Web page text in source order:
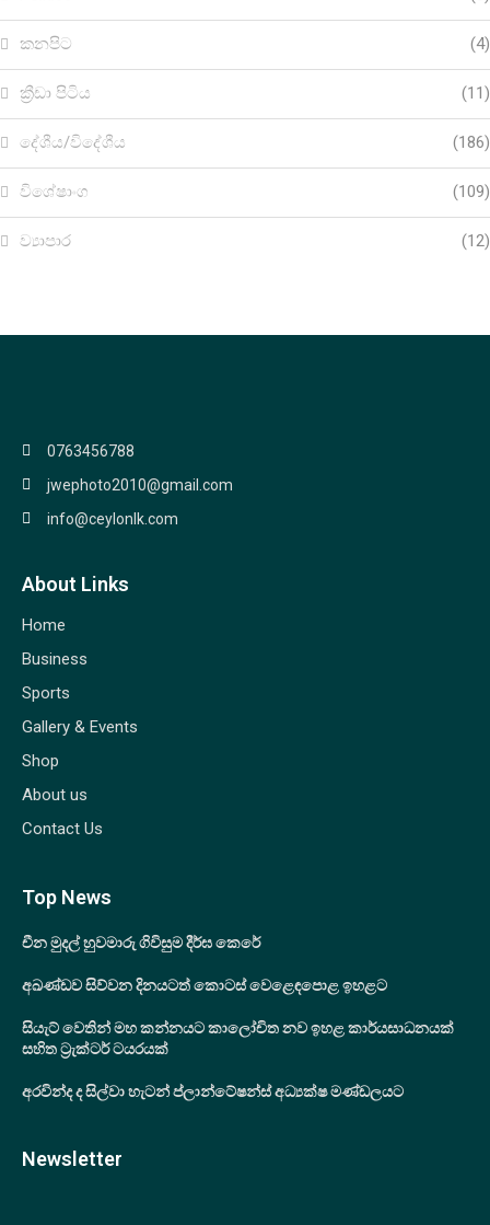
කනපිට (4)
ක්‍රීඩා පිටිය (11)
දේශීය/විදේශීය (186)
විශේෂාංග (109)
ව්‍යාපාර (12)
0763456788
jwephoto2010@gmail.com
info@ceylonlk.com
About Links
Home
Business
Sports
Gallery & Events
Shop
About us
Contact Us
Top News
චීන මුදල් හුවමාරු ගිවිසුම දීර්ඝ කෙරේ
අඛණ්ඩව සිව්වන දිනයටත් කොටස් වෙළෙඳපොළ ඉහළට
සියැට් වෙතින් මහ කන්නයට කාලෝචිත නව ඉහළ කාර්යසාධනයක්
සහිත ට්‍රැක්ටර් ටයරයක්
අරවින්ද ද සිල්වා හැටන් ප්ලාන්ටේෂන්ස් අධ්‍යක්ෂ මණ්ඩලයට
Newsletter